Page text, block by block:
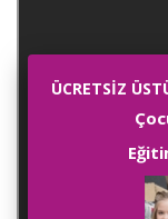
ÜCRETSİZ